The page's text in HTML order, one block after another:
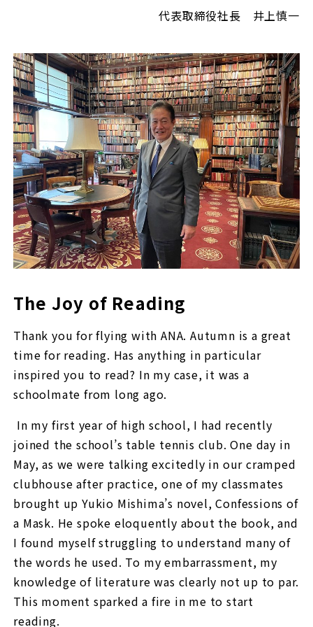
代表取締役社長 井上慎一
The Joy of Reading
Thank you for flying with ANA. Autumn is a great
time for reading. Has anything in particular
inspired you to read? In my case, it was a
schoolmate from long ago.
In my first year of high school, I had recently
joined the school’s table tennis club. One day in
May, as we were talking excitedly in our cramped
clubhouse after practice, one of my classmates
brought up Yukio Mishima’s novel, Confessions of
a Mask. He spoke eloquently about the book, and
I found myself struggling to understand many of
the words he used. To my embarrassment, my
knowledge of literature was clearly not up to par.
This moment sparked a fire in me to start
reading.